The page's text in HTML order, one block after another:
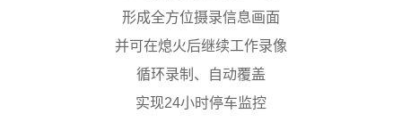
形成全方位摄录信息画面
并可在熄火后继续工作录像
循环录制、自动覆盖
实现24小时停车监控